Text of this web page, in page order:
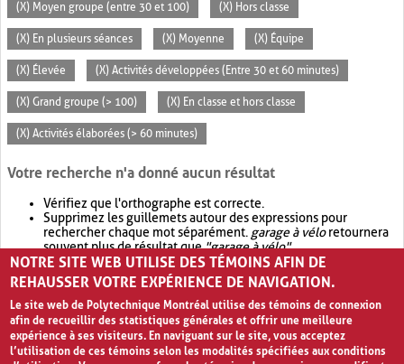
(X) Moyen groupe (entre 30 et 100) (X) Hors classe
(X) En plusieurs séances (X) Moyenne (X) Équipe
(X) Élevée (X) Activités développées (Entre 30 et 60 minutes)
(X) Grand groupe (> 100) (X) En classe et hors classe
(X) Activités élaborées (> 60 minutes)
Votre recherche n'a donné aucun résultat
Vérifiez que l'orthographe est correcte.
Supprimez les guillemets autour des expressions pour
rechercher chaque mot séparément. garage à véloretournera
souvent plus de résultat que"garage à vélo".
Envisagez d'élargir votre recherche avec OR.garage OR vélo
retournera souvent plus de résultat quegarage à vélo
NOTRE SITE WEB UTILISE DES TÉMOINS AFIN DE
REHAUSSER VOTRE EXPÉRIENCE DE NAVIGATION.
Le site web de Polytechnique Montréal utilise des témoins de connexion
afin de recueillir des statistiques générales et offrir une meilleure
expérience à ses visiteurs. En naviguant sur le site, vous acceptez
l’utilisation de ces témoins selon les modalités spécifiées aux conditions